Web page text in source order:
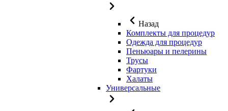
Назад
Комплекты для процедур
Одежда для процедур
Пеньюары и пелерины
Трусы
Фартуки
Халаты
Универсальные